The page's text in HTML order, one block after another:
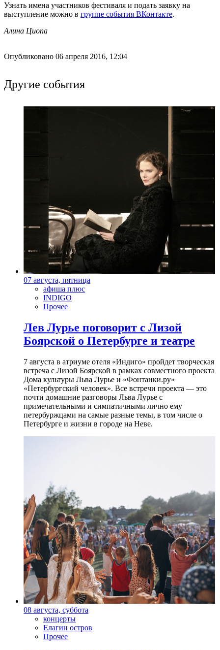
Узнать имена участников фестиваля и подать заявку на
выступление можно в группе события ВКонтакте.
Алина Циопа
Опубликовано 06 апреля 2016, 12:04
Другие события
07 августа, пятница
афиша плюс
INDIGO
Прочее
Лев Лурье поговорит с Лизой
Боярской о Петербурге и театре
7 августа в атриуме отеля «Индиго» пройдет творческая
встреча с Лизой Боярской в рамках совместного проекта
Дома культуры Льва Лурье и «Фонтанки.ру»
«Петербургский человек». Все встречи проекта — это
почти домашние разговоры Льва Лурье с
примечательными и симпатичными лично ему
петербуржцами на самые разные темы, в том числе о
Петербурге и жизни в городе на Неве.
08 августа, суббота
концерты
Елагин остров
Прочее